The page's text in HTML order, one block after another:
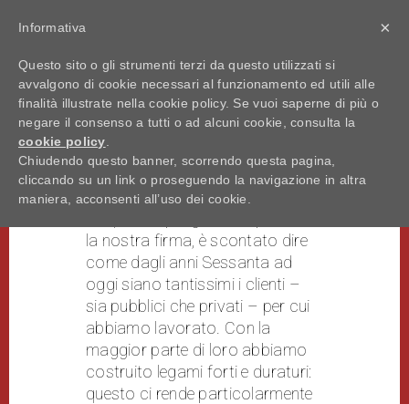
clienti
Con decenni di attività e più di
la nostra firma, è scontato dire
come dagli anni Sessanta ad
oggi siano tantissimi i clienti –
sia pubblici che privati – per cui
abbiamo lavorato. Con la
maggior parte di loro abbiamo
costruito legami forti e duraturi:
questo ci rende particolarmente
×
Informativa
Questo sito o gli strumenti terzi da questo utilizzati si
avvalgono di cookie necessari al funzionamento ed utili alle
finalità illustrate nella cookie policy. Se vuoi saperne di più o
negare il consenso a tutti o ad alcuni cookie, consulta la
cookie policy
Chiudendo questo banner, scorrendo questa pagina,
cliccando su un link o proseguendo la navigazione in altra
maniera, acconsenti all’uso dei cookie.